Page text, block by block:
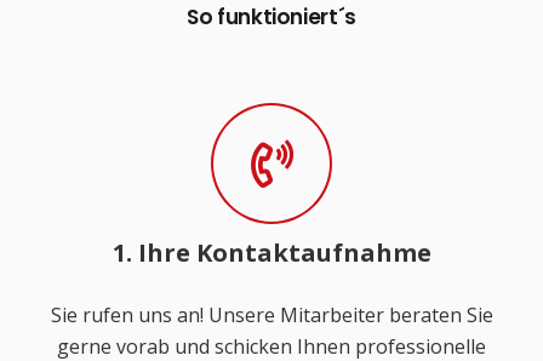
So funktioniert´s
1. Ihre Kontaktaufnahme
Sie rufen uns an! Unsere Mitarbeiter beraten Sie
gerne vorab und schicken Ihnen professionelle